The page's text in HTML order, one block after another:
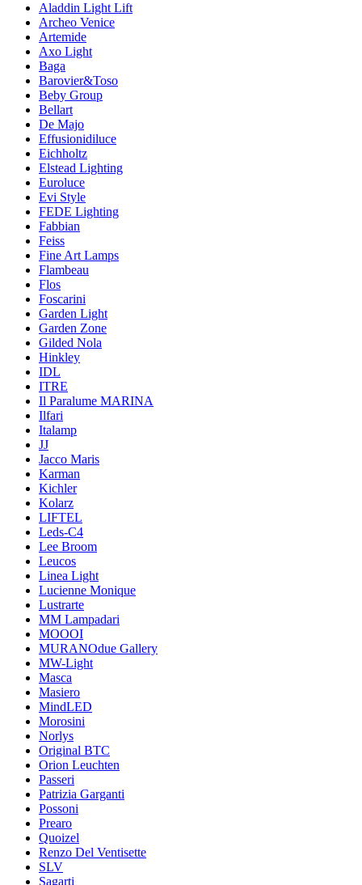
Aladdin Light Lift
Archeo Venice
Artemide
Axo Light
Baga
Barovier&Toso
Beby Group
Bellart
De Majo
Effusionidiluce
Eichholtz
Elstead Lighting
Euroluce
Evi Style
FEDE Lighting
Fabbian
Feiss
Fine Art Lamps
Flambeau
Flos
Foscarini
Garden Light
Garden Zone
Gilded Nola
Hinkley
IDL
ITRE
Il Paralume MARINA
Ilfari
Italamp
JJ
Jacco Maris
Karman
Kichler
Kolarz
LIFTEL
Leds-C4
Lee Broom
Leucos
Linea Light
Lucienne Monique
Lustrarte
MM Lampadari
MOOOI
MURANOdue Gallery
MW-Light
Masca
Masiero
MindLED
Morosini
Norlys
Original BTC
Orion Leuchten
Passeri
Patrizia Garganti
Possoni
Prearo
Quoizel
Renzo Del Ventisette
SLV
Sagarti